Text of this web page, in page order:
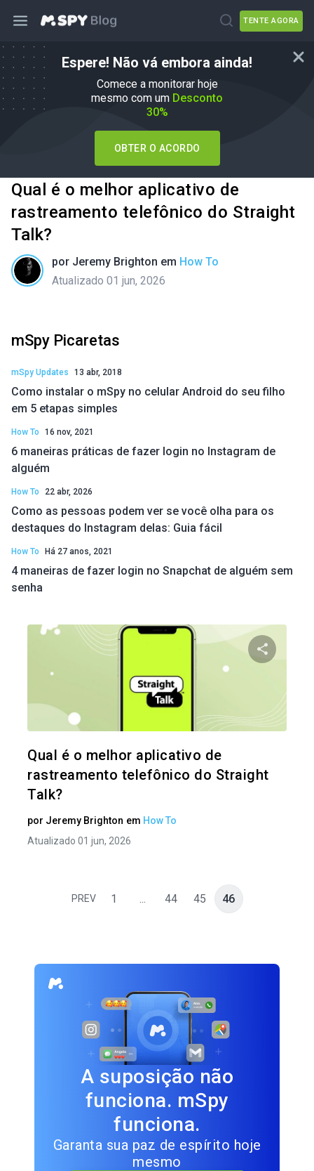
TENTE AGORA
Espere! Não vá embora ainda!
Comece a monitorar hoje
mesmo com um Desconto
30%
OBTER O ACORDO
Qual é o melhor aplicativo de
rastreamento telefônico do Straight
Talk?
por Jeremy Brighton em How To
Atualizado 01 jun, 2026
mSpy Picaretas
mSpy Updates 13 abr, 2018
Como instalar o mSpy no celular Android do seu filho
em 5 etapas simples
How To 16 nov, 2021
6 maneiras práticas de fazer login no Instagram de
alguém
How To 22 abr, 2026
Como as pessoas podem ver se você olha para os
destaques do Instagram delas: Guia fácil
How To Há 27 anos, 2021
4 maneiras de fazer login no Snapchat de alguém sem
senha
Qual é o melhor aplicativo de
rastreamento telefônico do Straight
Talk?
por Jeremy Brighton em How To
Atualizado 01 jun, 2026
PREV 1 ... 44 45 46
A suposição não
funciona. mSpy
funciona.
Garanta sua paz de espírito hoje
mesmo